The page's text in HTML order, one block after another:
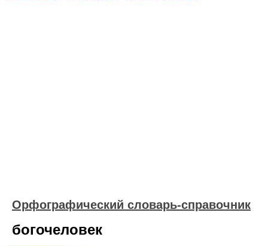
Орфографический словарь-справочник
богочеловек